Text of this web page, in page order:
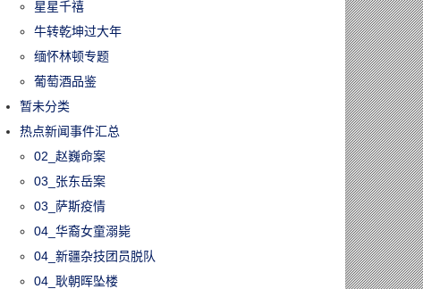
星星千禧
牛转乾坤过大年
缅怀林顿专题
葡萄酒品鉴
暂未分类
热点新闻事件汇总
02_赵巍命案
03_张东岳案
03_萨斯疫情
04_华裔女童溺毙
04_新疆杂技团员脱队
04_耿朝晖坠楼